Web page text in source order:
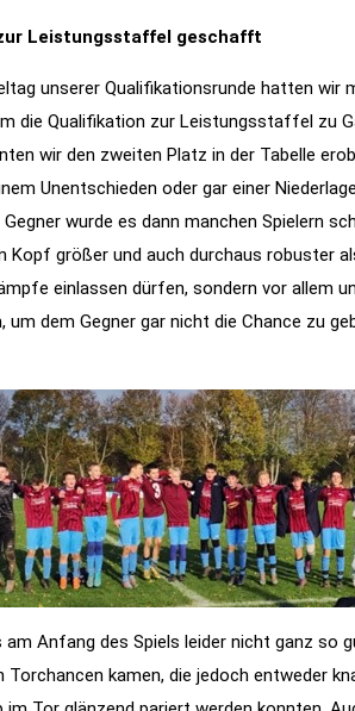
Leistungsstaffel geschafft
unserer Qualifikationsrunde hatten wir
die Qualifikation zur Leistungsstaffel zu
wir den zweiten Platz in der Tabelle
Unentschieden oder gar einer
wurde es dann manchen Spielern
Kopf größer und auch durchaus robuster
einlassen dürfen, sondern vor allem
um dem Gegner gar nicht die Chance zu
am Anfang des Spiels leider nicht ganz so
Torchancen kamen, die jedoch entweder